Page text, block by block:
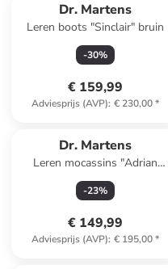
Dr. Martens
Leren boots "Sinclair" bruin
-30%
€ 159,99
Adviesprijs (AVP): € 230,00*
Dr. Martens
Leren mocassins "Adrian
Snaffle" zwart
-23%
€ 149,99
Adviesprijs (AVP): € 195,00*